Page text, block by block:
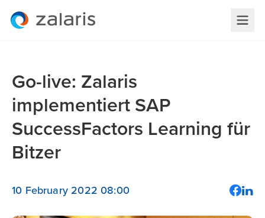
Go-live: Zalaris
implementiert SAP
SuccessFactors Learning für
Bitzer
10 February 2022 08:00